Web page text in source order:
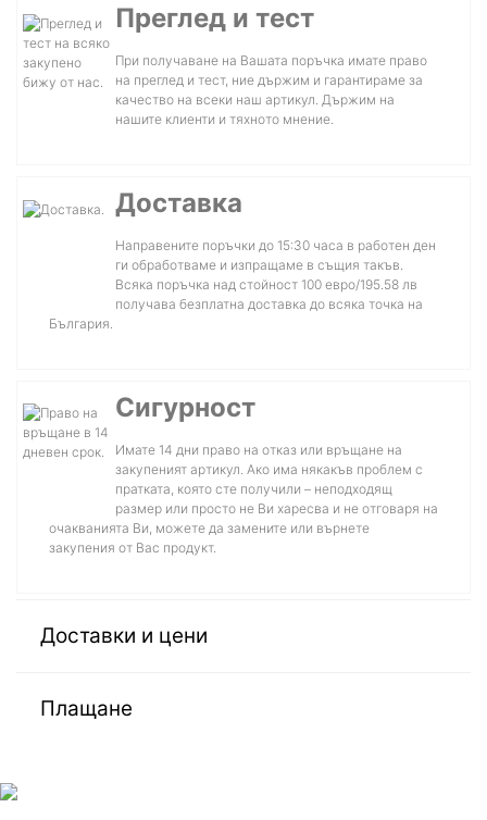
Преглед и тест
При получаване на Вашата поръчка имате право
на преглед и тест, ние държим и гарантираме за
качество на всеки наш артикул. Държим на
нашите клиенти и тяхното мнение.
Доставка
Направените поръчки до 15:30 часа в работен ден
ги обработваме и изпращаме в същия такъв.
Всяка поръчка над стойност 100 евро/195.58 лв
получава безплатна доставка до всяка точка на
България.
Сигурност
Имате 14 дни право на отказ или връщане на
закупеният артикул. Ако има някакъв проблем с
пратката, която сте получили – неподходящ
размер или просто не Ви харесва и не отговаря на
очакванията Ви, можете да замените или върнете
закупения от Вас продукт.
Доставки и цени
Плащане